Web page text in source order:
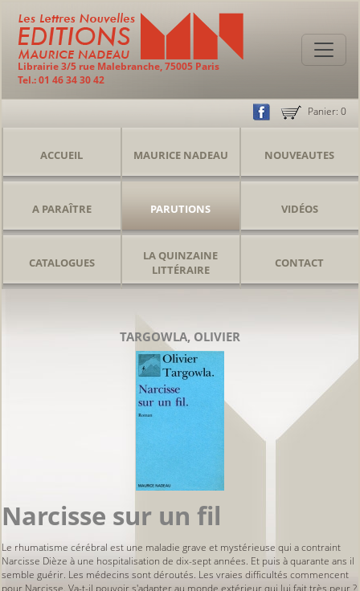
Librairie 3/5 rue Malebranche, 75005 Paris
Tel.: 01 46 34 30 42
Panier: 0
ACCUEIL MAURICE NADEAU NOUVEAUTES
A PARAÎTRE PARUTIONS VIDÉOS
CATALOGUES
LA QUINZAINE
LITTÉRAIRE
CONTACT
TARGOWLA, OLIVIER
Narcisse sur un fil
Le rhumatisme cérébral est une maladie grave et mystérieuse qui a contraint
Narcisse Dièze à une hospitalisation de dix-sept années. Et puis à quarante ans il
semble guérir. Les médecins sont déroutés. Les vraies difficultés commencent
pour Narcisse. Va-t-il pouvoir s'adapter au monde extérieur qui lui fait très peur ?